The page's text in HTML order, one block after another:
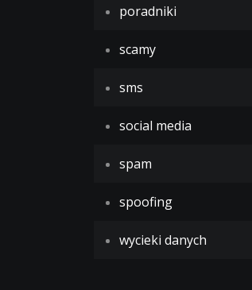
poradniki
scamy
sms
social media
spam
spoofing
wycieki danych